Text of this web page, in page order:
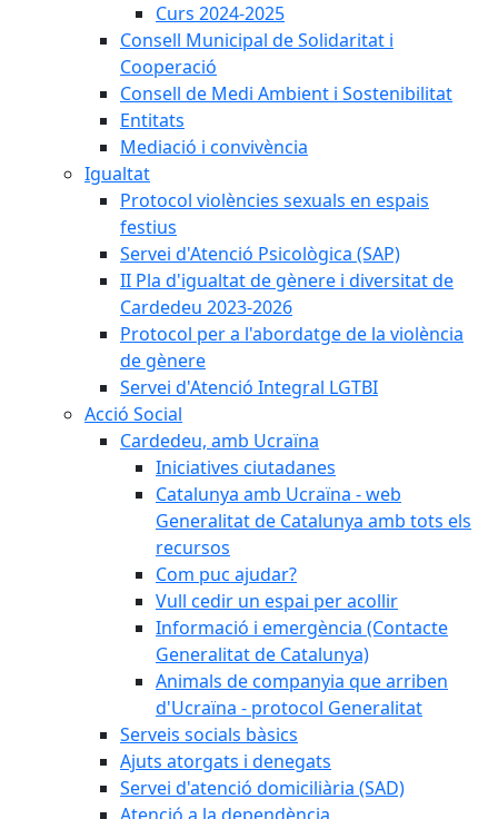
Curs 2024-2025
Consell Municipal de Solidaritat i
Cooperació
Consell de Medi Ambient i Sostenibilitat
Entitats
Mediació i convivència
Igualtat
Protocol violències sexuals en espais
festius
Servei d'Atenció Psicològica (SAP)
II Pla d'igualtat de gènere i diversitat de
Cardedeu 2023-2026
Protocol per a l'abordatge de la violència
de gènere
Servei d'Atenció Integral LGTBI
Acció Social
Cardedeu, amb Ucraïna
Iniciatives ciutadanes
Catalunya amb Ucraïna - web
Generalitat de Catalunya amb tots els
recursos
Com puc ajudar?
Vull cedir un espai per acollir
Informació i emergència (Contacte
Generalitat de Catalunya)
Animals de companyia que arriben
d'Ucraïna - protocol Generalitat
Serveis socials bàsics
Ajuts atorgats i denegats
Servei d'atenció domiciliària (SAD)